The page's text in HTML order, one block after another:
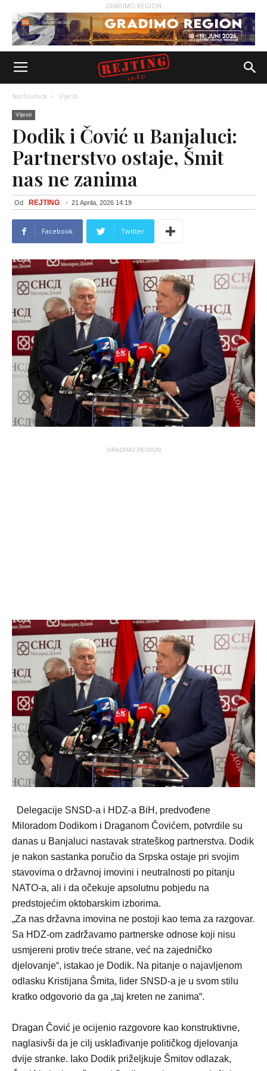
GRADIMO REGION
Naslovnica Vijesti
Vijesti
Dodik i Čović u Banjaluci:
Partnerstvo ostaje, Šmit
nas ne zanima
Od REJTING - 21 Aprila, 2026 14:19
Facebook Twitter
GRADIMO REGION
Delegacije SNSD-a i HDZ-a BiH, predvođene
Miloradom Dodikom i Draganom Čovićem, potvrdile su
danas u Banjaluci nastavak strateškog partnerstva. Dodik
je nakon sastanka poručio da Srpska ostaje pri svojim
stavovima o državnoj imovini i neutralnosti po pitanju
NATO-a, ali i da očekuje apsolutnu pobjedu na
predstojećim oktobarskim izborima.
„Za nas državna imovina ne postoji kao tema za razgovar.
Sa HDZ-om zadržavamo partnerske odnose koji nisu
usmjereni protiv treće strane, već na zajedničko
djelovanje“, istakao je Dodik. Na pitanje o najavljenom
odlasku Kristijana Šmita, lider SNSD-a je u svom stilu
kratko odgovorio da ga „taj kreten ne zanima“.
Dragan Čović je ocijenio razgovore kao konstruktivne,
naglasivši da je cilj usklađivanje političkog djelovanja
dvije stranke. Iako Dodik priželjkuje Šmitov odlazak,